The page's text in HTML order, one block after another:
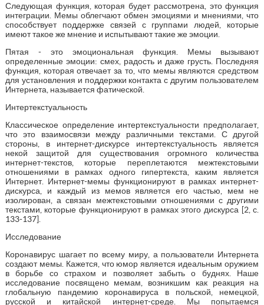
Следующая функция, которая будет рассмотрена, это функция
интеграции. Мемы облегчают обмен эмоциями и мнениями, что
способствует поддержке связей с группами людей, которые
имеют такое же мнение и испытывают такие же эмоции.
Пятая - это эмоциональная функция. Мемы вызывают
определенные эмоции: смех, радость и даже грусть. Последняя
функция, которая отвечает за то, что мемы являются средством
для установления и поддержки контакта с другим пользователем
Интернета, называется фатической.
Интертекстуальность
Классическое определение интертекстуальности предполагает,
что это взаимосвязи между различными текстами. С другой
стороны, в интернет-дискурсе интертекстуальность является
некой защитой для существования огромного количества
интернет-текстов, которые переплетаются межтекстовыми
отношениями в рамках одного гипертекста, каким является
Интернет. Интернет-мемы функционируют в рамках интернет-
дискурса, и каждый из мемов является его частью, мем не
изолирован, а связан межтекстовыми отношениями с другими
текстами, которые функционируют в рамках этого дискурса [2, с.
133-137].
Исследование
Коронавирус шагает по всему миру, а пользователи Интернета
создают мемы. Кажется, что юмор является идеальным оружием
в борьбе со страхом и позволяет забыть о буднях. Наше
исследование посвящено мемам, возникшим как реакция на
глобальную пандемию коронавируса в польской, немецкой,
русской и китайской интернет-среде. Мы попытаемся